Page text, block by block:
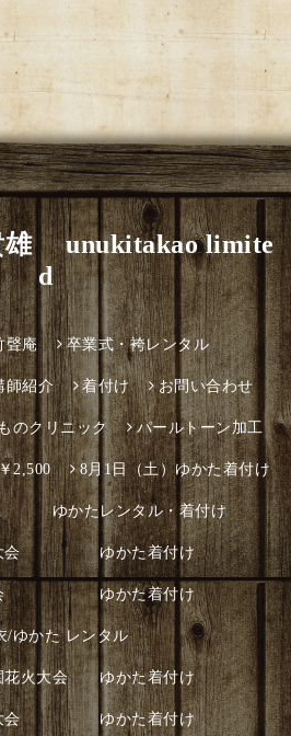
雄 unukitakao limite
d
庵 卒業式・袴レンタル
師紹介 着付け お問い合わせ
のクリニック パールトーン加工
2,500 8月1日（土）ゆかた着付け
かたレンタル・着付け
大会 ゆかた着付け
会 ゆかた着付け
/ゆかた レンタル
花火大会 ゆかた着付け
大会 ゆかた着付け